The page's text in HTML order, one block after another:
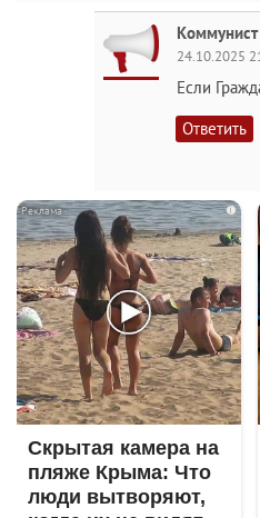
Коммунист
24.10.2025
Если
Ответить
i
Скрытая камера на
пляже Крыма: Что
люди вытворяют,